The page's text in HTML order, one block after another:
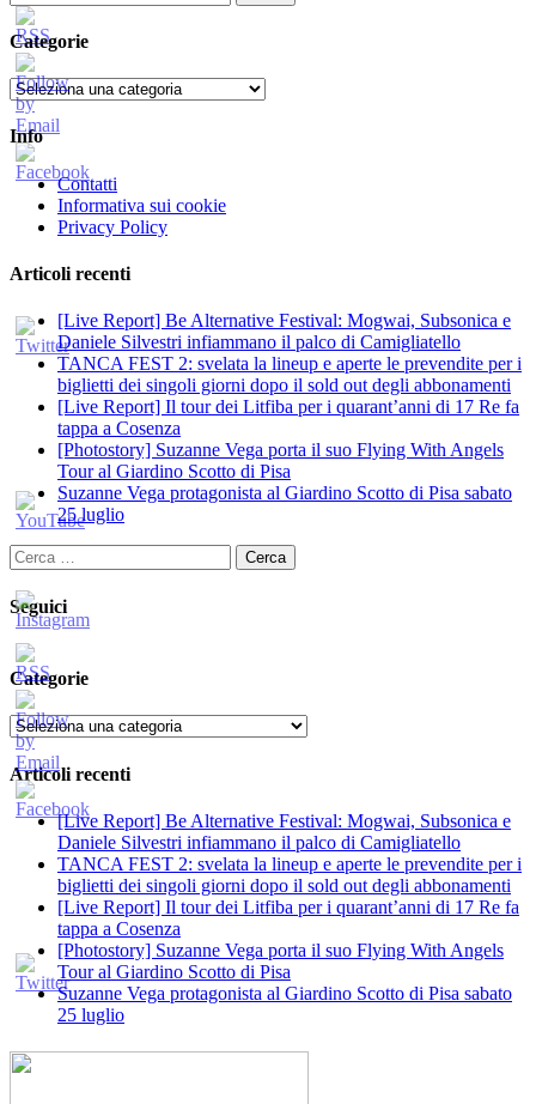
per:
Categorie
Categorie
Info
Contatti
Informativa sui cookie
Privacy Policy
Articoli recenti
[Live Report] Be Alternative Festival: Mogwai, Subsonica e
Daniele Silvestri infiammano il palco di Camigliatello
TANCA FEST 2: svelata la lineup e aperte le prevendite per i
biglietti dei singoli giorni dopo il sold out degli abbonamenti
[Live Report] Il tour dei Litfiba per i quarant’anni di 17 Re fa
tappa a Cosenza
[Photostory] Suzanne Vega porta il suo Flying With Angels
Tour al Giardino Scotto di Pisa
Suzanne Vega protagonista al Giardino Scotto di Pisa sabato
25 luglio
Ricerca
per:
Seguici
Categorie
Categorie
Articoli recenti
[Live Report] Be Alternative Festival: Mogwai, Subsonica e
Daniele Silvestri infiammano il palco di Camigliatello
TANCA FEST 2: svelata la lineup e aperte le prevendite per i
biglietti dei singoli giorni dopo il sold out degli abbonamenti
[Live Report] Il tour dei Litfiba per i quarant’anni di 17 Re fa
tappa a Cosenza
[Photostory] Suzanne Vega porta il suo Flying With Angels
Tour al Giardino Scotto di Pisa
Suzanne Vega protagonista al Giardino Scotto di Pisa sabato
25 luglio